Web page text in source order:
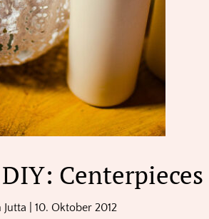
Centerpieces
Jutta 10. Oktober 2012